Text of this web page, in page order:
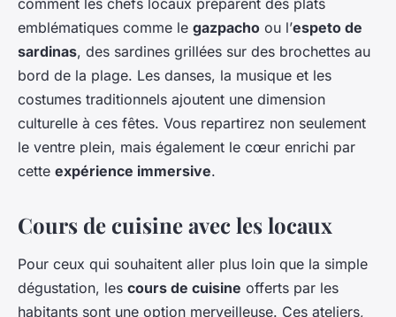
comment les chefs locaux préparent des plats
emblématiques comme le gazpacho ou l’espeto de
sardinas, des sardines grillées sur des brochettes au
bord de la plage. Les danses, la musique et les
costumes traditionnels ajoutent une dimension
culturelle à ces fêtes. Vous repartirez non seulement
le ventre plein, mais également le cœur enrichi par
cette expérience immersive.
Cours de cuisine avec les locaux
Pour ceux qui souhaitent aller plus loin que la simple
dégustation, les cours de cuisine offerts par les
habitants sont une option merveilleuse. Ces ateliers,